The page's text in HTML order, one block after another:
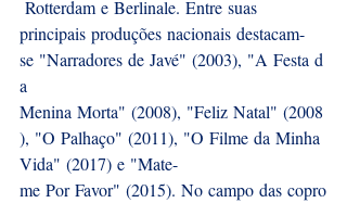
Rotterdam e Berlinale. Entre suas
principais produções nacionais destacam-
se "Narradores de Javé" (2003), "A Festa d
a
Menina Morta" (2008), "Feliz Natal" (2008
), "O Palhaço" (2011), "O Filme da Minha
Vida" (2017) e "Mate-
me Por Favor" (2015). No campo das copro